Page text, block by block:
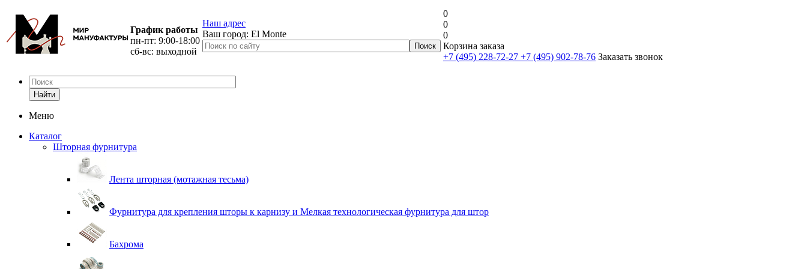
График работы
пн-пт: 9:00-18:00
сб-вс: выходной
Наш адрес
Ваш город: El Monte
0
0
0
Корзина заказа
+7 (495) 228-72-27 +7 (495) 902-78-76 Заказать звонок
Найти
Меню
Каталог
Шторная фурнитура
Лента шторная (мотажная тесьма)
Фурнитура для крепления шторы к карнизу и Мелкая технологическая фурнитура для штор
Бахрома